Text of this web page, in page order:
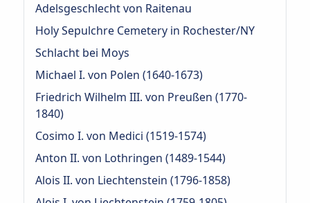
Adelsgeschlecht von Raitenau
Holy Sepulchre Cemetery in Rochester/NY
Schlacht bei Moys
Michael I. von Polen (1640-1673)
Friedrich Wilhelm III. von Preußen (1770-
1840)
Cosimo I. von Medici (1519-1574)
Anton II. von Lothringen (1489-1544)
Alois II. von Liechtenstein (1796-1858)